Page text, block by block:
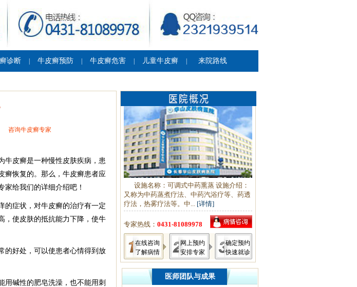
诊断 牛皮癣预防 牛皮癣危害 儿童牛皮癣 来院路线
咨询牛皮癣专家
牛皮癣是一种慢性皮肤疾病，患
癣恢复的。那么，牛皮癣患者应
给我们的详细介绍吧！
的症状，对牛皮癣的治疗有一定
，使皮肤的抵抗能力下降，使牛
的好处，可以使患者心情得到放
用碱性的肥皂洗澡，也不能用刺
设施名称：可调式中药熏蒸 设施介绍：
又称为中药蒸煮疗法、中药汽浴疗等、药透
疗法，热雾疗法等。中... [详情]
专家热线： 0431-81089978
在线咨询
了解病情
网上预约
安排专家
确定预约
快速就诊
医师团队与成果